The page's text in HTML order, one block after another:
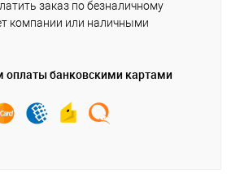
заказ по безналичному
компании или наличными
оплаты банковскими картами